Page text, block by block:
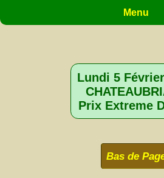
Menu
Lundi 5
Prix Extreme
Bas de